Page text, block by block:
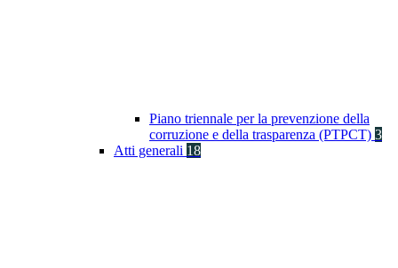
Piano triennale per la prevenzione della
corruzione e della trasparenza (PTPCT) 3
Atti generali 18